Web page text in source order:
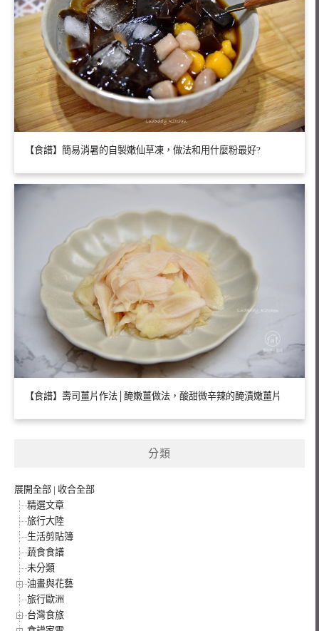
【食譜】簡易消暑的自製嫩仙草凍，做法和用什麼粉最好?
【食譜】壽司薑片作法│醃嫩薑做法，酸甜微辛辣的醃漬嫩薑片
分類
展開全部 | 收合全部
精選文章
旅行大陸
生活剪貼簿
蔬食食譜
未分類
油畫與花藝
旅行歐洲
台灣食旅